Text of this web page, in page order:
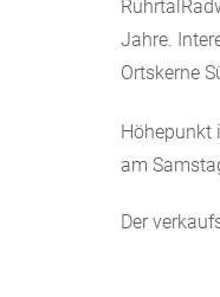
Jahre.
Ortskerne
Höhepunkt
am
Der